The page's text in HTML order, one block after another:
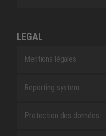
LEGAL
Mentions légales
Reporting system
Protection des données